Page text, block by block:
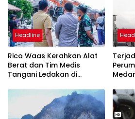
Headline
Rico Waas Kerahkan Alat
Berat dan Tim Medis
Tangani Ledakan di